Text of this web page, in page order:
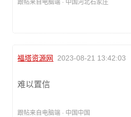
跟帖来自电脑端 · 中国河北石家庄
福塔资源网 2023-08-21 13:42:03
难以置信
跟帖来自电脑端 · 中国中国